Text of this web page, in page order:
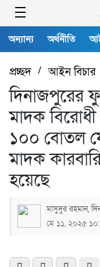
অন্যান্য অর্থনীতি
প্রচ্ছদ/আইন বিচার
দিনাজপুরের
মাদক
১০০ বোতল
মাদক
হয়েছে
মাসুদুর রহমান,
মে ১১, ২০২৫